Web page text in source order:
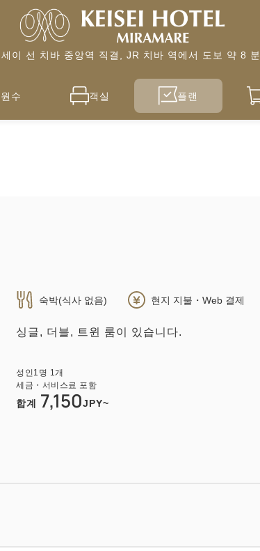
이 선 치바 중앙역 직결, JR 치바 역에서 도보 약 8 분.
수 객실 플랜
숙박(식사 없음) 현지 지불・Web 결제
싱글, 더블, 트윈 룸이 있습니다.
성인 1 명 1개
세금・서비스료 포함
합계 7,150JPY~